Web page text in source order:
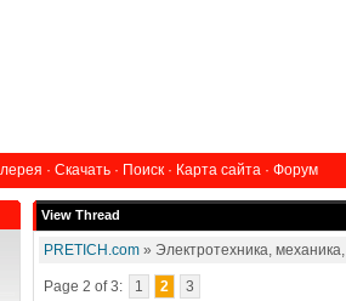
· Скачать · Поиск · Карта сайта · Форум
View Thread
PRETICH.com » Электротехника,
Page 2 of 3: 1 2 3